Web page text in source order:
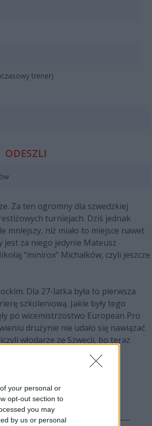
your personal or
opt-out section to
you may
by us or personal
trener)
ODESZLI
Za ten ogromny dla szwedzkiej
turniejach. Dziś jednak
mniejszy, niż miało to miejsce nawet
jest za niego jedynie Mateusz
"minirox" Michałków, czyli jeszcze
Dla 27-latka była to pierwsza
szkoleniową. Jakie były tego
po wicemistrzostwo European Pro
drużynie nie udało się nawiązać
włodarze ze Szwecji, bo teraz
skład